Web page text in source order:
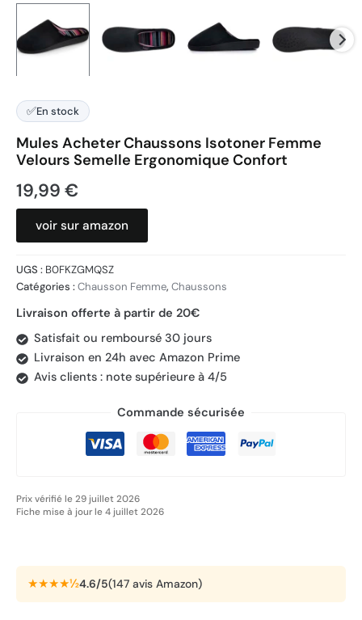
✅En stock
Mules Acheter Chaussons Isotoner Femme
Velours Semelle Ergonomique Confort
19,99 €
voir sur amazon
UGS : B0FKZGMQSZ
Catégories :Chausson Femme, Chaussons
Livraison offerte à partir de 20€
Satisfait ou remboursé 30 jours
Livraison en 24h avec Amazon Prime
Avis clients : note supérieure à 4/5
Commande sécurisée
Prix vérifié le 29 juillet 2026
Fiche mise à jour le 4 juillet 2026
★★★★½4.6/5(147 avis Amazon)